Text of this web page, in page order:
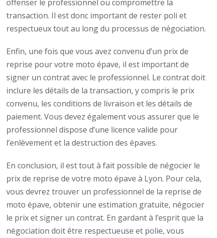
offenser le professionnel ou compromettre la
transaction. Il est donc important de rester poli et
respectueux tout au long du processus de négociation.
Enfin, une fois que vous avez convenu d’un prix de
reprise pour votre moto épave, il est important de
signer un contrat avec le professionnel. Le contrat doit
inclure les détails de la transaction, y compris le prix
convenu, les conditions de livraison et les détails de
paiement. Vous devez également vous assurer que le
professionnel dispose d’une licence valide pour
l’enlèvement et la destruction des épaves.
En conclusion, il est tout à fait possible de négocier le
prix de reprise de votre moto épave à Lyon. Pour cela,
vous devrez trouver un professionnel de la reprise de
moto épave, obtenir une estimation gratuite, négocier
le prix et signer un contrat. En gardant à l’esprit que la
négociation doit être respectueuse et polie, vous